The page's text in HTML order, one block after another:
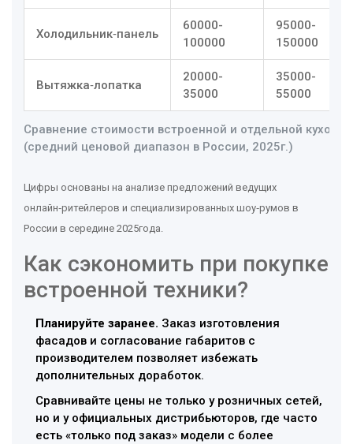
Сравнение стоимости встроенной и отдельной
(средний ценовой диапазон в России, 2025г.)
Холодильник‑панель
60000-
100000
95000-
150000
Вытяжка‑лопатка
20000-
35000
35000-
55000
Цифры основаны на анализе предложений ведущих
онлайн‑ритейлеров и специализированных шоу‑румов в
России в середине 2025года.
Как сэкономить при покупке
встроенной техники?
Планируйте заранее. Заказ изготовления
фасадов и согласование габаритов с
производителем позволяет избежать
дополнительных доработок.
Сравнивайте цены не только у розничных сетей,
но и у официальных дистрибьюторов, где часто
есть «только под заказ» модели с более